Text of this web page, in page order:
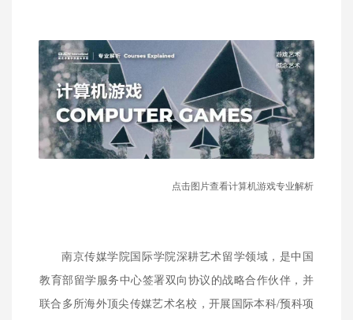
点击图片查看计算机游戏专业解析
南京传媒学院国际学院深耕艺术留学领域，是中国
教育部留学服务中心签署双向协议的战略合作伙伴，并
联合多所海外顶尖传媒艺术名校，开展国际本科/预科项